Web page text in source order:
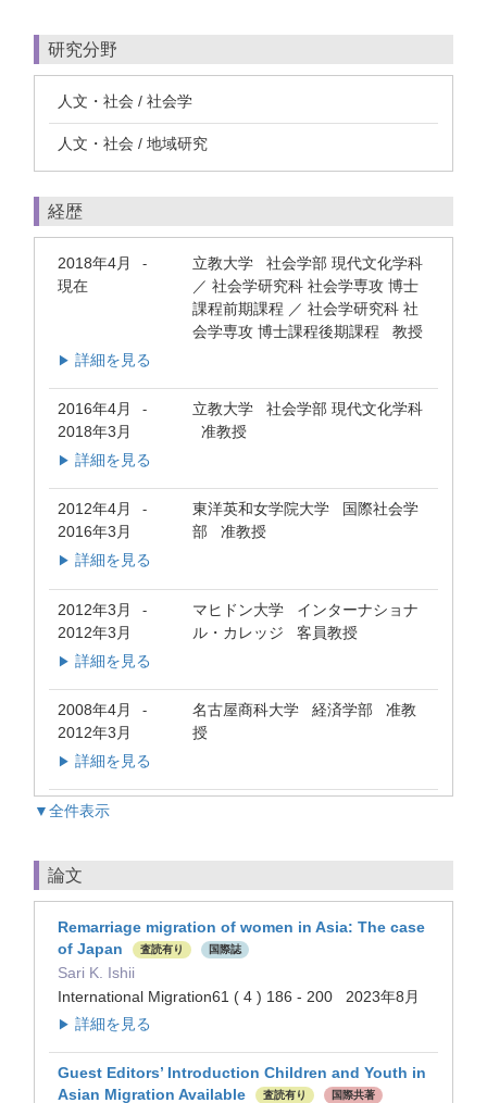
研究分野
人文・社会 / 社会学
人文・社会 / 地域研究
経歴
2018年4月 -
現在
立教大学 社会学部 現代文化学科
／ 社会学研究科 社会学専攻 博士
課程前期課程 ／ 社会学研究科 社
会学専攻 博士課程後期課程 教授
▶ 詳細を見る
2016年4月 -
2018年3月
立教大学 社会学部 現代文化学科
准教授
▶ 詳細を見る
2012年4月 -
2016年3月
東洋英和女学院大学 国際社会学
部 准教授
▶ 詳細を見る
2012年3月 -
2012年3月
マヒドン大学 インターナショナ
ル・カレッジ 客員教授
▶ 詳細を見る
2008年4月 -
2012年3月
名古屋商科大学 経済学部 准教
授
▶ 詳細を見る
▼全件表示
論文
Remarriage migration of women in Asia: The case
of Japan
査読有り 国際誌
Sari K. Ishii
International Migration61 ( 4 ) 186 - 200 2023年8月
▶ 詳細を見る
Guest Editors’ Introduction Children and Youth in
Asian Migration Available
査読有り 国際共著